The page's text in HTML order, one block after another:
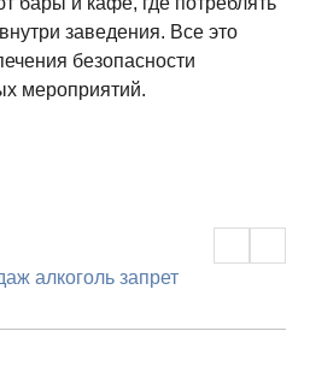
заведения. Все это
безопасности
мероприятий.
алкоголь запрет